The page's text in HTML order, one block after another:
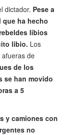
dictador. Pese a
ha hecho
libios
libio. Los
de
de los
se han movido
a 5
y camiones con
no